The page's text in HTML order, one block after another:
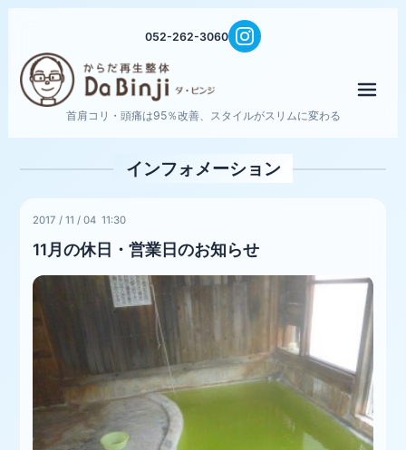
052-262-3060
首肩コリ・頭痛は95％改善、スタイルがスリムに変わる
インフォメーション
2017 /11 /04 11:30
11月の休日・営業日のお知らせ